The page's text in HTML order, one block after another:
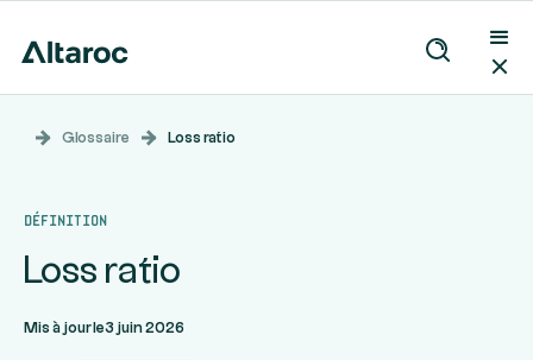
Glossaire Loss ratio
Définition
Loss ratio
Mis à jour le3 juin 2026